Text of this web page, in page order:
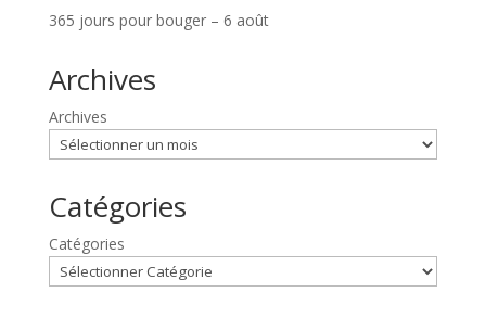
365 jours pour bouger – 6 août
Archives
Archives
Catégories
Catégories